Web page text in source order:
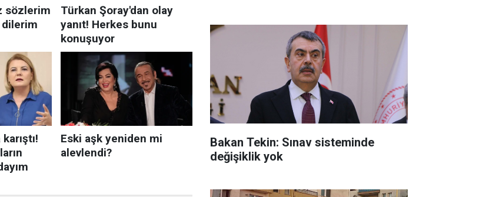
Bakan Tekin: Sınav sisteminde
değişiklik yok